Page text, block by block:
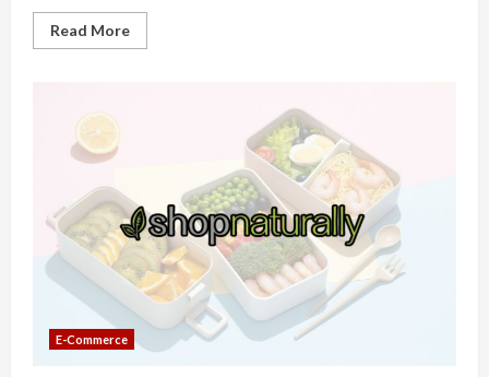
Read MoreRead
more
Care
and
Maintenance
E-Commerce